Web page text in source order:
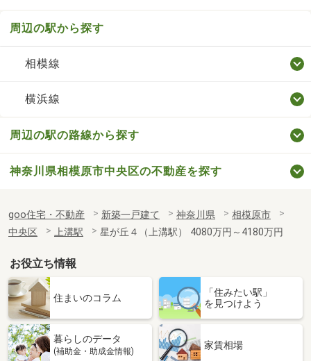
周辺の駅から探す
相模線
横浜線
周辺の駅の路線から探す
神奈川県相模原市中央区の不動産を探す
goo住宅・不動産 新築一戸建て 神奈川県
相模原市
中央区
上溝駅 星が丘４（上溝駅） 4080万円～4180万円
お役立ち情報
住まいのコラム
「住みたい駅」
を見つけよう
暮らしのデータ
(補助金・助成金情報)
家賃相場